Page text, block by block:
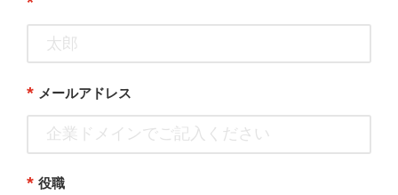
* メールアドレス
* 役職